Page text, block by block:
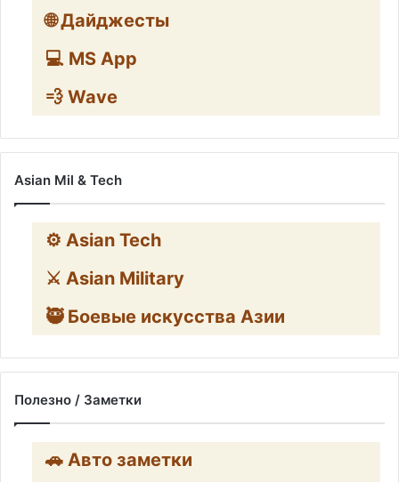
🌐 Дайджесты
💻 MS App
💨 Wave
Asian Mil & Tech
⚙️ Asian Tech
⚔️ Asian Military
🥷 Боевые искусства Азии
Полезно / Заметки
🚗 Авто заметки